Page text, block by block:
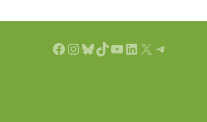
Facebook
Instagram
Bluesky
TikTok
YouTube
LinkedIn
X Telegram